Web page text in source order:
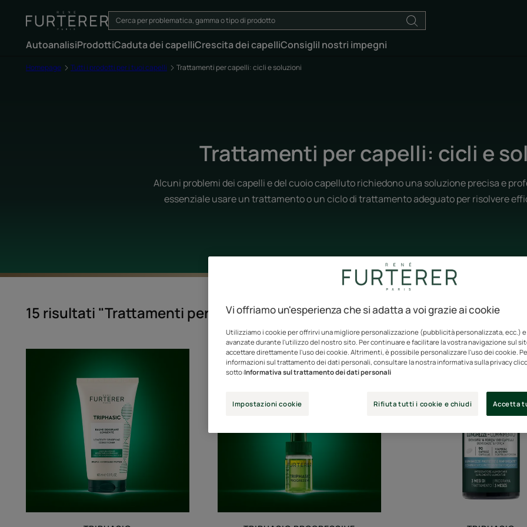
AutoanalisiProdottiCaduta dei capelliCrescita dei capelliConsigliI nostri impegni
Homepage Tutti i prodotti per i tuoi capelli Trattamenti per capelli: cicli e soluzioni
Trattamenti per capelli: cicli e
Alcuni problemi dei capelli e del cuoio capelluto richiedono una soluzione precisa e
essenziale usare un trattamento o un ciclo di trattamento adeguato per risolvere
15 risultati "Trattamenti per capelli: cicli e soluzioni"
Longevità
Triphasic
Progressive
Densità
CAPS
-
per
capelli
Vi offriamo un'esperienza che si adatta a voi grazie ai cookie
Utilizziamo i cookie per offrirvi una migliore personalizzazione (pubblicità personalizzata, ecc.)
avanzate durante l'utilizzo del nostro sito. Per continuare e facilitare la vostra navigazione sul
accettare direttamente l'uso dei cookie. Altrimenti, è possibile personalizzare l'uso dei cookie.
informazioni sul trattamento dei dati personali, consultare la nostra informativa sulla privacy
sotto:Informativa sul trattamento dei dati personali
Impostazioni cookie Rifiuta tutti i cookie e chiudi Accetta